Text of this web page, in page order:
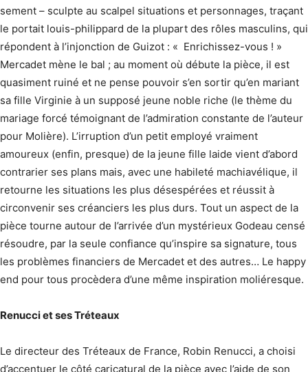
sement – sculpte au scalpel situations et person­nages, traçant
le portait louis-philippard de la plupart des rôles masculins, qui
répondent à l’injonction de Guizot : « Enrichissez-vous ! »
Mercadet mène le bal ; au moment où débute la pièce, il est
quasiment ruiné et ne pense pouvoir s’en sortir qu’en mariant
sa fille Virginie à un supposé jeune noble riche (le thème du
mariage forcé témoignant de l’admiration constante de l’auteur
pour Molière). L’irruption d’un petit employé vraiment
amoureux (enfin, presque) de la jeune fille laide vient d’abord
contrarier ses plans mais, avec une habileté machiavélique, il
retourne les situations les plus désespérées et réussit à
circonvenir ses créanciers les plus durs. Tout un aspect de la
pièce tourne autour de l’arrivée d’un mystérieux Godeau censé
résoudre, par la seule confiance qu’inspire sa signature, tous
les problèmes financiers de Mercadet et des autres… Le happy
end pour tous procèdera d’une même inspiration moliéresque.
Renucci et ses Tréteaux
Le directeur des Tréteaux de France, Robin Renucci, a choisi
d’accentuer le côté caricatural de la pièce avec l’aide de son